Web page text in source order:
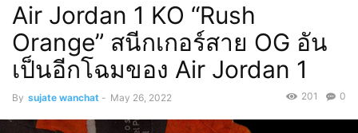
Air Jordan 1 KO “Rush
Orange” สนีกเกอร์สาย OG อัน
เป็นอีกโฉมของ Air Jordan 1
By sujate wanchat - May 26, 2022 0
201